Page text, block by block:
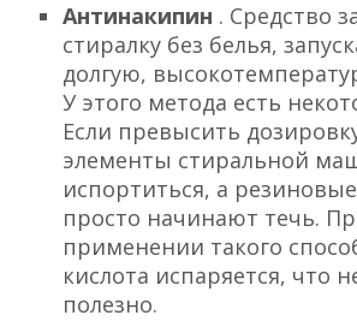
Антинакипин . Средство
стиралку без белья,
долгую,
У этого метода есть
Если превысить
элементы стиральной
испортиться, а
просто начинают течь.
применении такого
кислота испаряется, что
полезно.